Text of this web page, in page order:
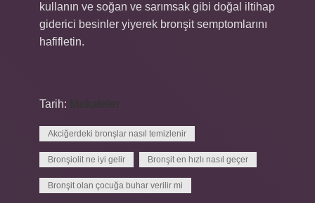
kullanın ve soğan ve sarımsak gibi doğal iltihap
giderici besinler yiyerek bronşit semptomlarını
hafifletin.
Tarih:
Akciğerdeki bronşlar nasıl temizlenir
Bronşiolit ne iyi gelir Bronşit en hızlı nasıl geçer
Bronşit olan çocuğa buhar verilir mi